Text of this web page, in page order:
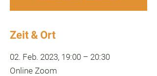
Zeit & Ort
02. Feb. 2023, 19:00 – 20:30
Online Zoom